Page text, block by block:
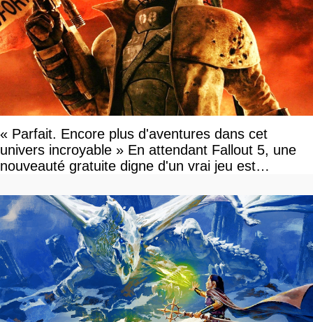
« Parfait. Encore plus d'aventures dans cet
univers incroyable » En attendant Fallout 5, une
nouveauté gratuite digne d'un vrai jeu est